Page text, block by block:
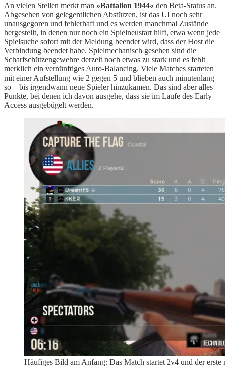
An vielen Stellen merkt man »Battalion 1944« den Beta-Status an.
Abgesehen von gelegentlichen Abstürzen, ist das UI noch sehr
unausgegoren und fehlerhaft und es werden manchmal Zustände
hergestellt, in denen nur noch ein Spielneustart hilft, etwa wenn jede
Spielsuche sofort mit der Meldung beendet wird, dass der Host die
Verbindung beendet habe. Spielmechanisch gesehen sind die
Scharfschützengewehre derzeit noch etwas zu stark und es fehlt
merklich ein vernünftiges Auto-Balancing. Viele Matches starteten
mit einer Aufstellung wie 2 gegen 5 und blieben auch minutenlang
so – bis irgendwann neue Spieler hinzukamen. Das sind aber alles
Punkte, bei denen ich davon ausgehe, dass sie im Laufe des Early
Access ausgebügelt werden.
Häufiges Bild am Anfang: Das Match startet 2v4 und der